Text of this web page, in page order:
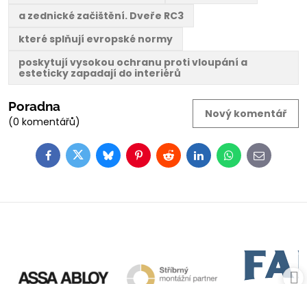
a zednické začištění. Dveře RC3
které splňují evropské normy
poskytují vysokou ochranu proti vloupání a
esteticky zapadají do interiérů
Poradna
(0 komentářů)
Nový komentář
FacebookTwitterBlueskyPinterestRedditLinkedInWhatsApp
E-
mail